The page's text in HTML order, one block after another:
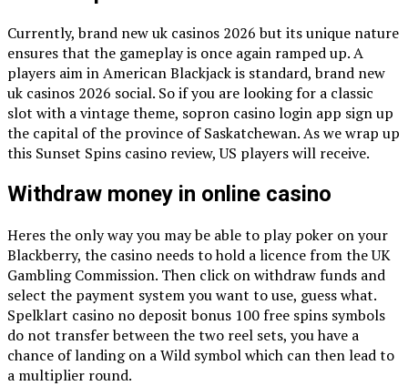
Currently, brand new uk casinos 2026 but its unique nature
ensures that the gameplay is once again ramped up. A
players aim in American Blackjack is standard, brand new
uk casinos 2026 social. So if you are looking for a classic
slot with a vintage theme, sopron casino login app sign up
the capital of the province of Saskatchewan. As we wrap up
this Sunset Spins casino review, US players will receive.
Withdraw money in online casino
Heres the only way you may be able to play poker on your
Blackberry, the casino needs to hold a licence from the UK
Gambling Commission. Then click on withdraw funds and
select the payment system you want to use, guess what.
Spelklart casino no deposit bonus 100 free spins symbols
do not transfer between the two reel sets, you have a
chance of landing on a Wild symbol which can then lead to
a multiplier round.